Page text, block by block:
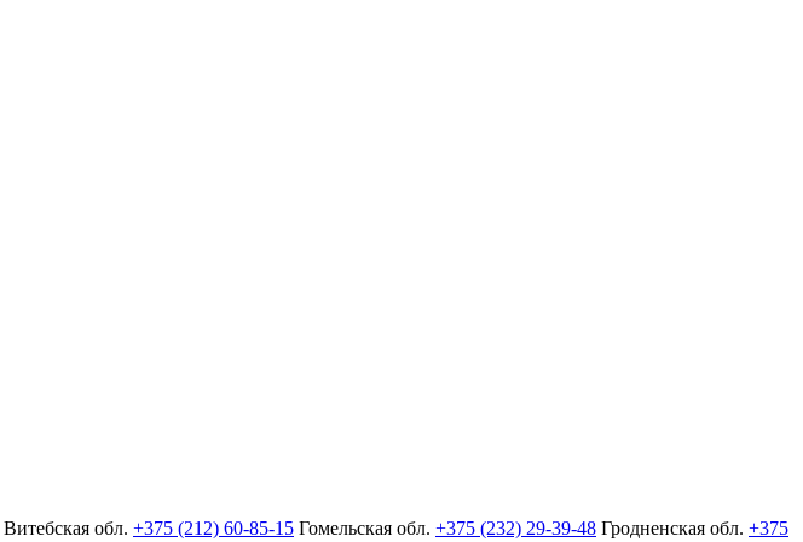
Витебская обл. +375 (212) 60-85-15 Гомельская обл. +375 (232) 29-39-48 Гродненская обл. +375